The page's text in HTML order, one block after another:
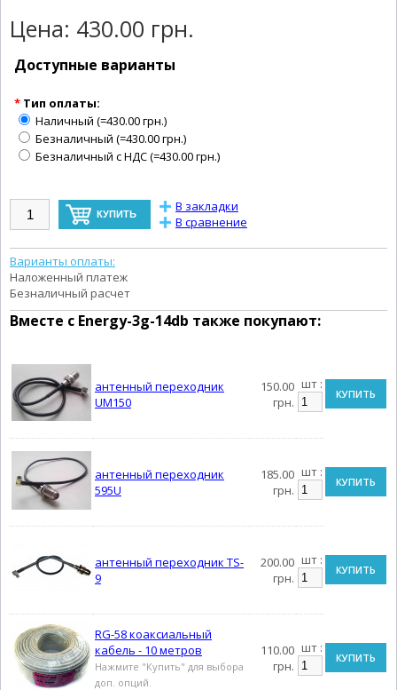
Цена: 430.00 грн.
Доступные варианты
* Тип оплаты:
Наличный (=430.00 грн.)
Безналичный (=430.00 грн.)
Безналичный с НДС (=430.00 грн.)
В закладки
В сравнение
Варианты оплаты:
Наложенный платеж
Безналичный расчет
Вместе с Energy-3g-14db также покупают:
антенный переходник
UM150
150.00
грн.
шт :
КУПИТЬ
антенный переходник
595U
185.00
грн.
шт :
КУПИТЬ
антенный переходник TS-
9
200.00
грн.
шт :
КУПИТЬ
RG-58 коаксиальный
кабель - 10 метров
Нажмите "Купить" для выбора
доп. опций.
110.00
грн.
шт :
КУПИТЬ